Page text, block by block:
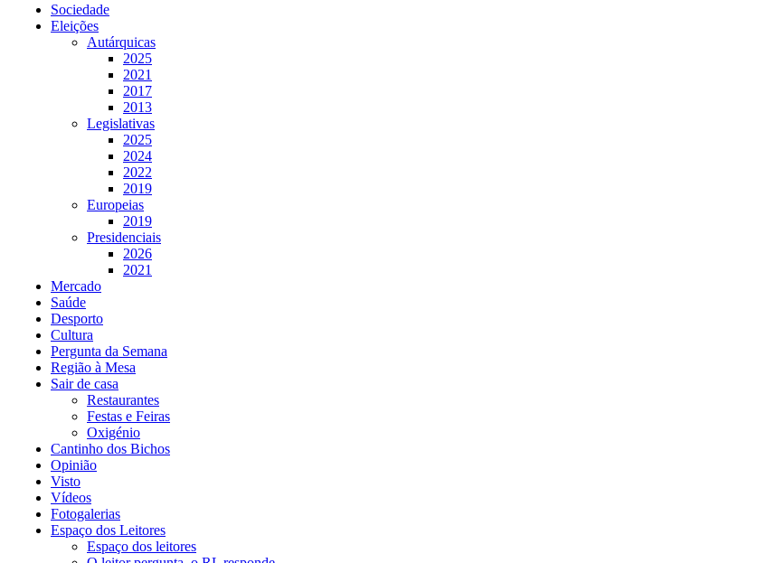
Sociedade
Eleições
Autárquicas
2025
2021
2017
2013
Legislativas
2025
2024
2022
2019
Europeias
2019
Presidenciais
2026
2021
Mercado
Saúde
Desporto
Cultura
Pergunta da Semana
Região à Mesa
Sair de casa
Restaurantes
Festas e Feiras
Oxigénio
Cantinho dos Bichos
Opinião
Visto
Vídeos
Fotogalerias
Espaço dos Leitores
Espaço dos leitores